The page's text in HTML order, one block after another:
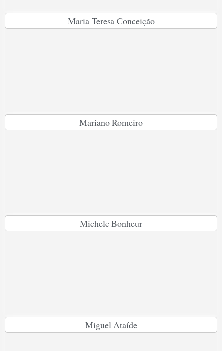
Maria Teresa Conceição
Mariano Romeiro
Michele Bonheur
Miguel Ataíde